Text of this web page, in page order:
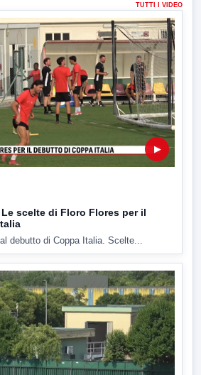
TUTTI I VIDEO
▶
scelte di Floro Flores per il
debutto di Coppa Italia. Scelte...